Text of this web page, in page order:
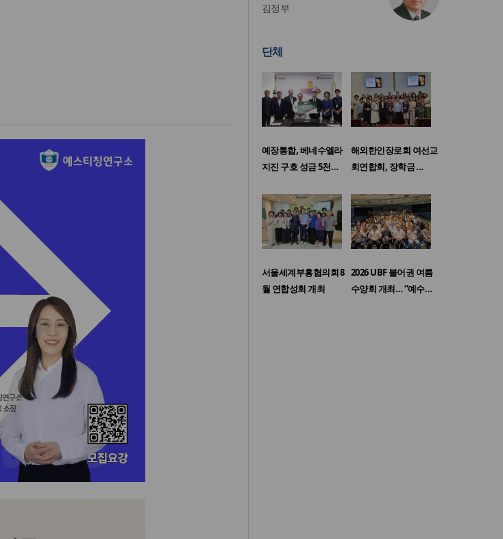
김정부
단체
예장통합, 베네수엘라
지진 구호 성금 5천…
해외한인장로회 여선교
회연합회, 장학금 …
서울세계부흥협의회 8
월 연합성회 개최
2026 UBF 불어권 여름
수양회 개최… “예수…